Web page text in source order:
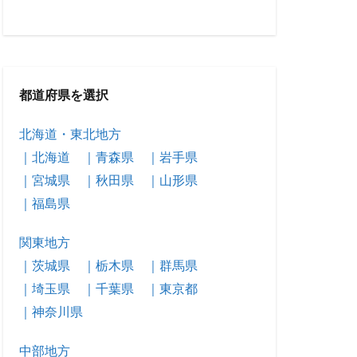
都道府県を選択
北海道・東北地方
｜北海道
｜青森県
｜岩手県
｜宮城県
｜秋田県
｜山形県
｜福島県
関東地方
｜茨城県
｜栃木県
｜群馬県
｜埼玉県
｜千葉県
｜東京都
｜神奈川県
中部地方